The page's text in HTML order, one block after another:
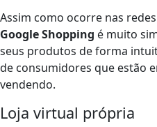
Assim como ocorre nas
Google Shopping é muito
seus produtos de forma
de consumidores que estão
vendendo.
Loja virtual própria